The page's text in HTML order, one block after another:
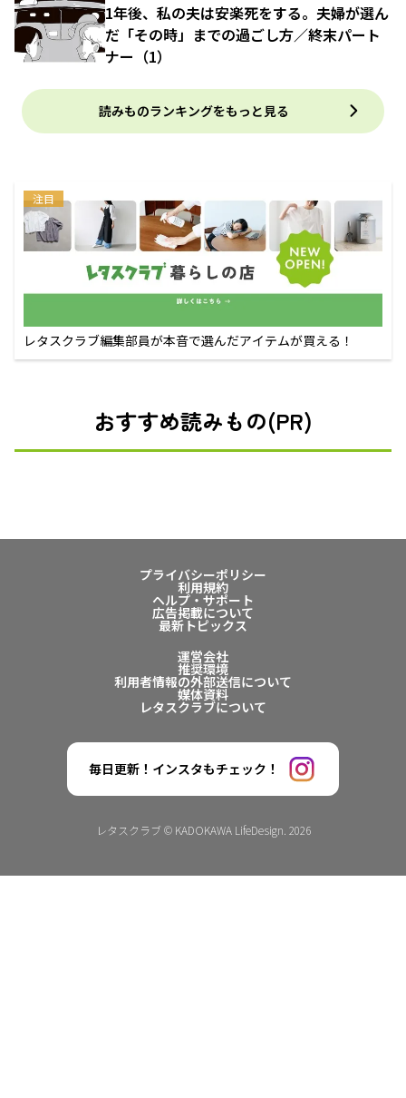
1年後、私の夫は安楽死をする。夫婦が選ん
だ「その時」までの過ごし方／終末パート
ナー（1）
読みものランキングをもっと見る
注目
レタスクラブ編集部員が本音で選んだアイテムが買える！
おすすめ読みもの(PR)
プライバシーポリシー
利用規約
ヘルプ・サポート
広告掲載について
最新トピックス
運営会社
推奨環境
利用者情報の外部送信について
媒体資料
レタスクラブについて
毎日更新！インスタもチェック！
レタスクラブ © KADOKAWA LifeDesign. 2026